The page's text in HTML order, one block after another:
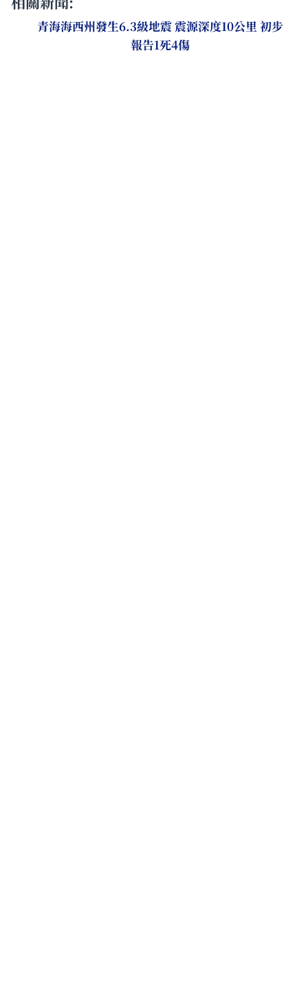
青海海西州發生6.3級地震 震源深度10公里 初步
報告1死4傷